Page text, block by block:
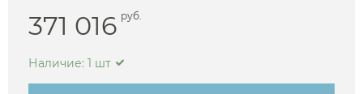
371 016 руб.
Наличие: 1 шт